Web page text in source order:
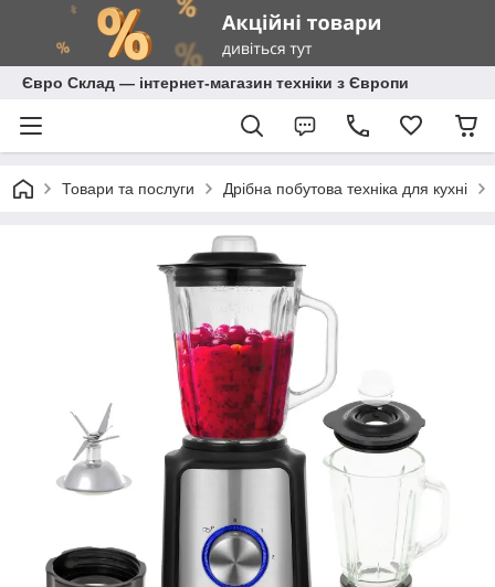
Євро Склад — інтернет-магазин техніки з Європи
Товари та послуги Дрібна побутова техніка для кухні